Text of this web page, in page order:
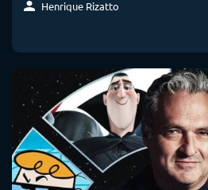
Henrique Rizatto